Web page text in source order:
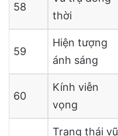
58
thời
59
Hiện tượng
ánh sáng
60
Kính viễn
vọng
Trạng thái vũ